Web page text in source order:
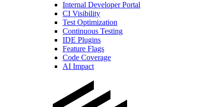
Internal Developer Portal
CI Visibility
Test Optimization
Continuous Testing
IDE Plugins
Feature Flags
Code Coverage
AI Impact